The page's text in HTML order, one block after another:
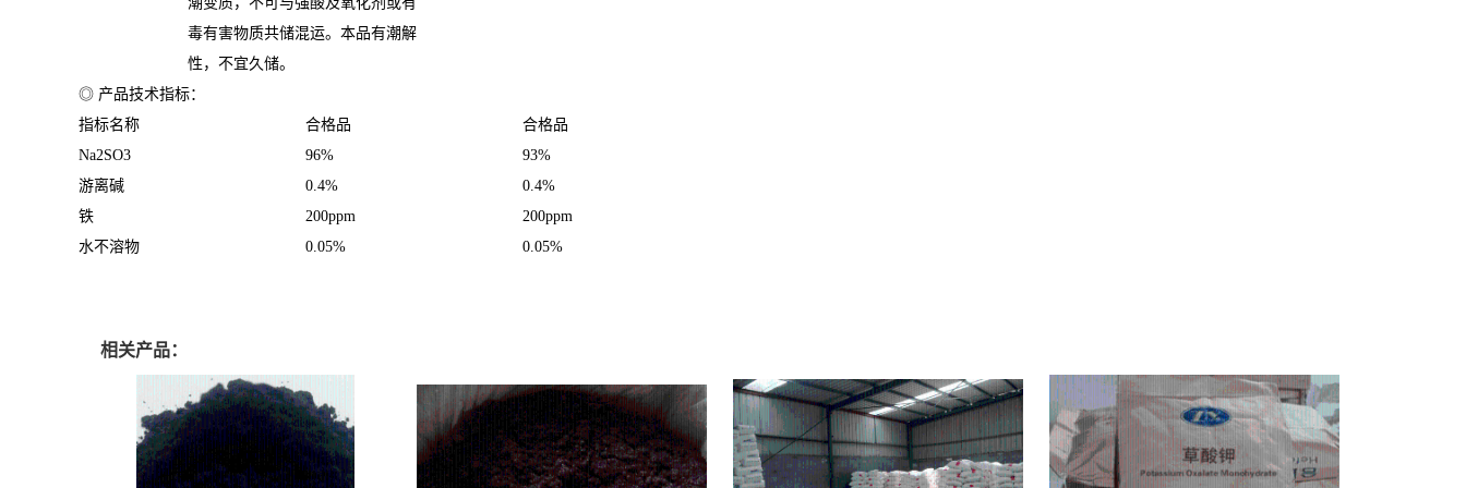
毒有害物质共储混运。本品有潮解
性，不宜久储。
◎ 产品技术指标：
指标名称
合格品
合格品
Na2SO3
96%
93%
游离碱
0.4%
0.4%
铁
200ppm
200ppm
水不溶物
0.05% 0.05%
相关产品：